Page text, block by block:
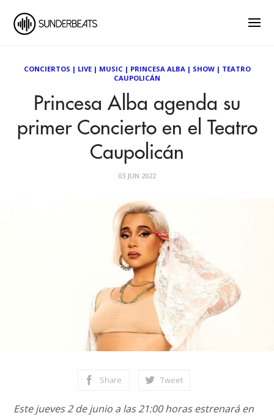
CONCIERTOS | LIVE| MUSIC| PRINCESA ALBA| SHOW| TEATRO
CAUPOLICÁN
Princesa Alba agenda su
primer Concierto en el Teatro
Caupolicán
03 JUN 2022
Share Tweet
Este jueves 2 de junio a las 21:00 horas estrenará en